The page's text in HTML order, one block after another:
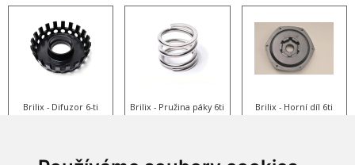
Brilix - Difuzor 6-ti
Brilix - Pružina páky 6ti
Brilix - Horní díl 6ti